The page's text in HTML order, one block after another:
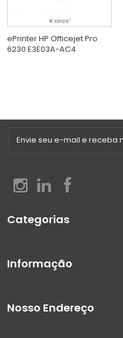
ePrinter HP Officejet Pro
6230 E3E03A-AC4
Categorias
Informação
Nosso Endereço